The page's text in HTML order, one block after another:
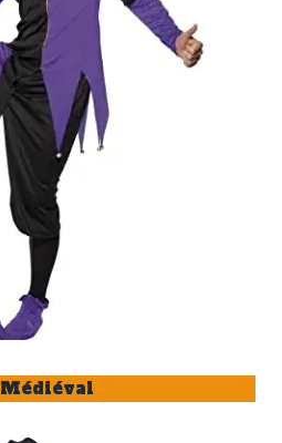
Médiéval